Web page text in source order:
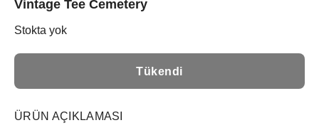
Vintage Tee Cemetery
Stokta yok
Tükendi
ÜRÜN AÇIKLAMASI